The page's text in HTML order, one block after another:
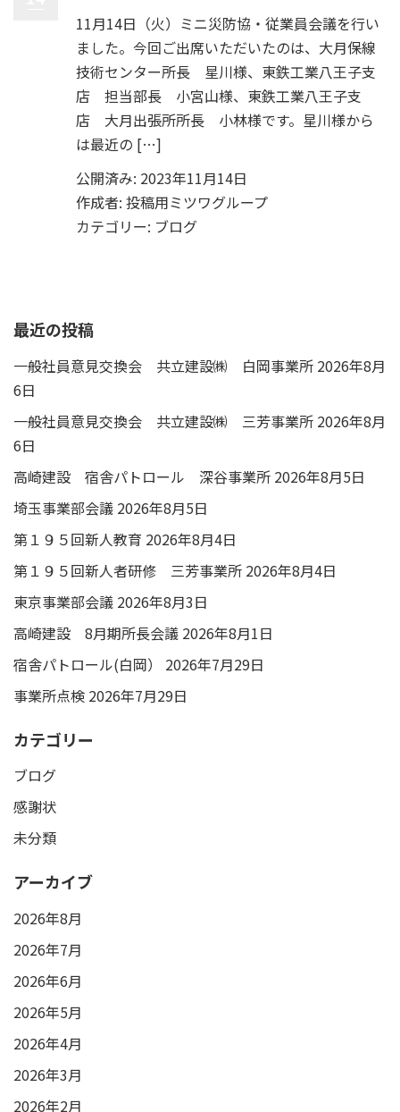
11月14日（火）ミニ災防協・従業員会議を行い
ました。今回ご出席いただいたのは、大月保線
技術センター所長 星川様、東鉄工業八王子支
店 担当部長 小宮山様、東鉄工業八王子支
店 大月出張所所長 小林様です。星川様から
は最近の […]
公開済み: 2023年11月14日
作成者: 投稿用ミツワグループ
カテゴリー: ブログ
最近の投稿
一般社員意見交換会 共立建設㈱ 白岡事業所 2026年8月
6日
一般社員意見交換会 共立建設㈱ 三芳事業所 2026年8月
6日
高崎建設 宿舎パトロール 深谷事業所 2026年8月5日
埼玉事業部会議 2026年8月5日
第１９５回新人教育 2026年8月4日
第１９５回新人者研修 三芳事業所 2026年8月4日
東京事業部会議 2026年8月3日
高崎建設 8月期所長会議 2026年8月1日
宿舎パトロール(白岡）
2026年7月29日
事業所点検 2026年7月29日
カテゴリー
ブログ
感謝状
未分類
アーカイブ
2026年8月
2026年7月
2026年6月
2026年5月
2026年4月
2026年3月
2026年2月